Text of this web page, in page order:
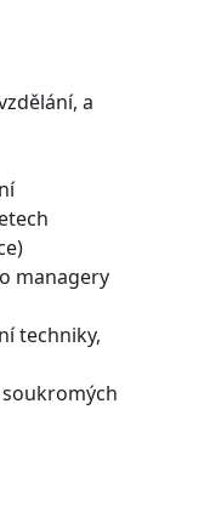
a
managery
techniky,